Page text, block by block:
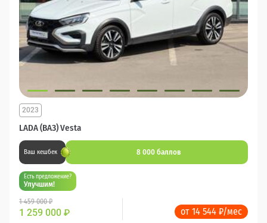
LADA (ВАЗ) Vesta
2023
Ваш кешбек 8 000 баллов
Есть предложение?
Улучшим!
1 459 000 ₽
1 259 000 ₽ от 14 544 ₽/мес